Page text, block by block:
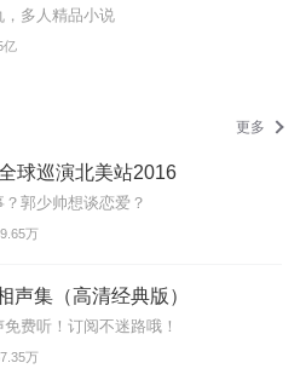
多人精品小说
亿
更多
球巡演北美站2016
郭少帅想谈恋爱？
万
声集（高清经典版）
费听！订阅不迷路哦！
万